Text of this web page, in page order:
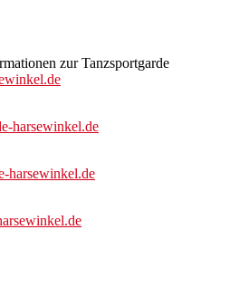
zur Tanzsportgarde
harsewinkel.de
harsewinkel.de